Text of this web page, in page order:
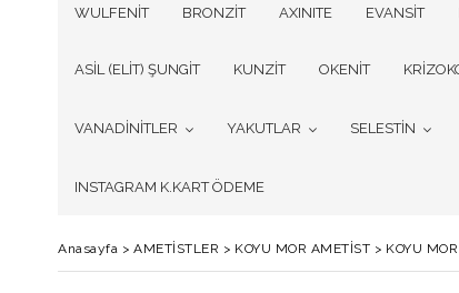
WULFENİT BRONZİT AXINITE EVANSİT
ASİL (ELİT) ŞUNGİT KUNZİT OKENİT
VANADİNİTLER YAKUTLAR SELESTİN
INSTAGRAM K.KART ÖDEME
Anasayfa > AMETİSTLER > KOYU MOR AMETİST > KOYU